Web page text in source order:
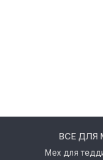
ВСЕ ДЛЯ
Мех для